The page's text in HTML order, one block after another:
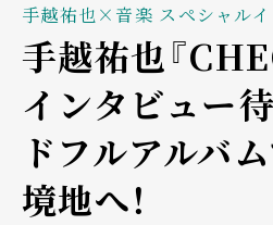
手越祐也×音楽 スペシャルイ
手越祐也『
インタビュー――
ドフルアルバ
境地へ！